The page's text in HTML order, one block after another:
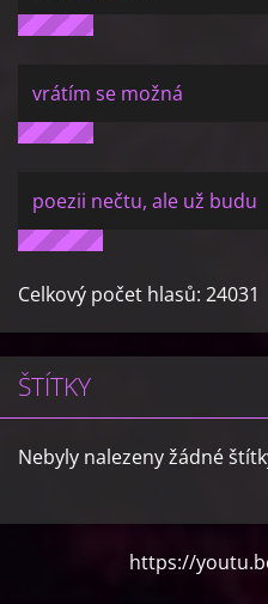
vrátím se možná
poezii nečtu, ale už budu
Celkový počet hlasů: 24031
ŠTÍTKY
Nebyly nalezeny žádné
https://